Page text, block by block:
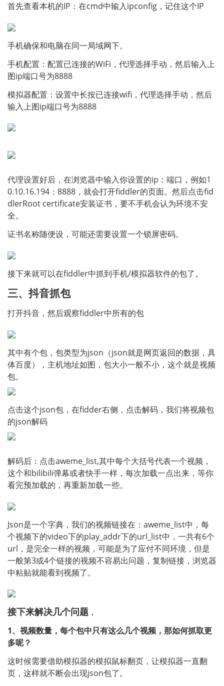
首先查看本机的IP：在cmd中输入ipconfig，记住这个IP
手机确保和电脑在同一局域网下。
手机配置：配置已连接的WiFi，代理选择手动，然后输入上
图ip端口号为8888
模拟器配置：设置中长按已连接wifi，代理选择手动，然后
输入上图ip端口号为8888
代理设置好后，在浏览器中输入你设置的ip：端口，例如1
0.10.16.194：8888，就会打开fiddler的页面。然后点击fid
dlerRoot certificate安装证书，要不手机会认为环境不安
全。
证书名称随便设，可能还需要设置一个锁屏密码。
接下来就可以在fiddler中抓到手机/模拟器软件的包了。
三、抖音抓包
打开抖音，然后观察fiddler中所有的包
其中有个包，包类型为json（json就是网页返回的数据，具
体百度），主机地址如图，包大小一般不小，这个就是视频
包。
点击这个json包，在fidder右侧，点击解码，我们将视频包
的json解码
解码后：点击aweme_list,其中每个大括号代表一个视频，
这个和bilibili弹幕或者快手一样，每次加载一点出来，等你
看完预加载的，再重新加载一些。
Json是一个字典，我们的视频链接在：aweme_list中，每
个视频下的video下的play_addr下的url_list中，一共有6个
url，是完全一样的视频，可能是为了应付不同环境，但是
一般第3或4个链接的视频不容易出问题，复制链接，浏览器
中粘贴就能看到视频了。
接下来解决几个问题 ，
1、视频数量，每个包中只有这么几个视频，那如何抓取更
多呢？
这时候需要借助模拟器的模拟鼠标翻页，让模拟器一直翻
页，这样就不断会出现json包了。